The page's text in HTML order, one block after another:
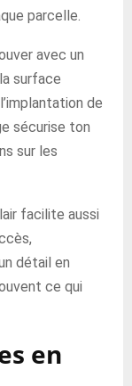
parcelle.
avec un
surface
de
sécurise ton
sur les
facilite aussi
détail en
ce qui
en